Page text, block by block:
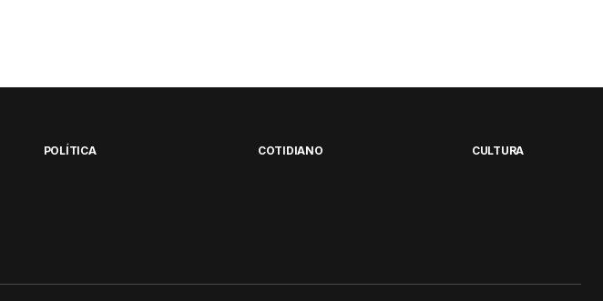
POLÍTICA COTIDIANO CULTURA